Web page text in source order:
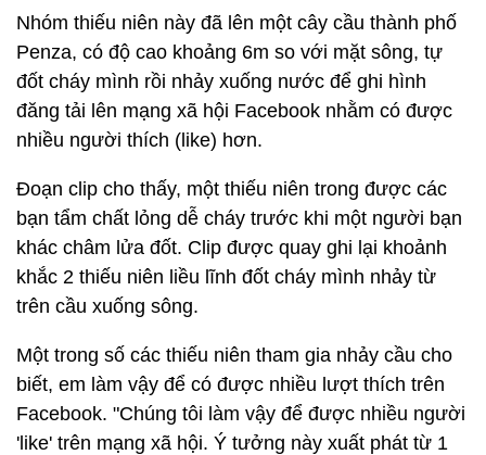
Nhóm thiếu niên này đã lên một cây cầu thành phố
Penza, có độ cao khoảng 6m so với mặt sông, tự
đốt cháy mình rồi nhảy xuống nước để ghi hình
đăng tải lên mạng xã hội Facebook nhằm có được
nhiều người thích (like) hơn.
Đoạn clip cho thấy, một thiếu niên trong được các
bạn tẩm chất lỏng dễ cháy trước khi một người bạn
khác châm lửa đốt. Clip được quay ghi lại khoảnh
khắc 2 thiếu niên liều lĩnh đốt cháy mình nhảy từ
trên cầu xuống sông.
Một trong số các thiếu niên tham gia nhảy cầu cho
biết, em làm vậy để có được nhiều lượt thích trên
Facebook. "Chúng tôi làm vậy để được nhiều người
'like' trên mạng xã hội. Ý tưởng này xuất phát từ 1